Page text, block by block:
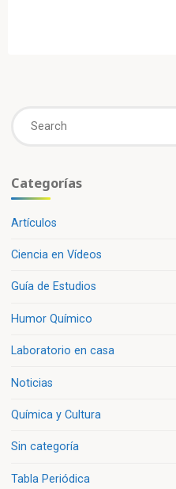
Categorías
Artículos
Ciencia en Vídeos
Guía de Estudios
Humor Químico
Laboratorio en casa
Noticias
Química y Cultura
Sin categoría
Tabla Periódica